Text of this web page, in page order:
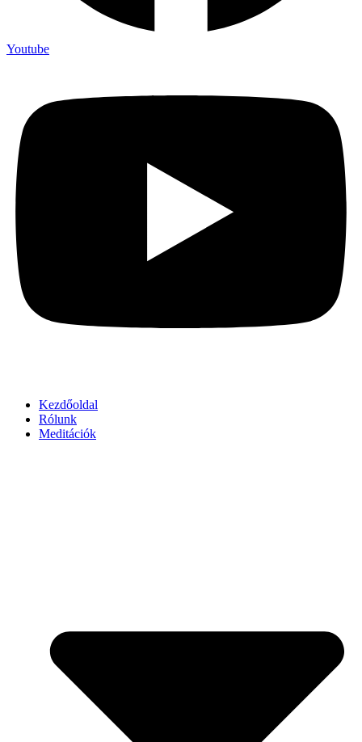
Youtube
Kezdőoldal
Rólunk
Meditációk